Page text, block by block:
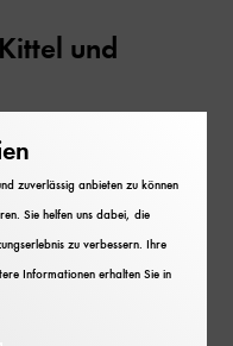
und
oder destillieren.
Geräte aus dem
Sie Proben,
oder machen Sie
die Geschichte der
zuverlässig anbieten zu können
Sie helfen uns dabei, die
zu verbessern. Ihre
Informationen erhalten Sie in